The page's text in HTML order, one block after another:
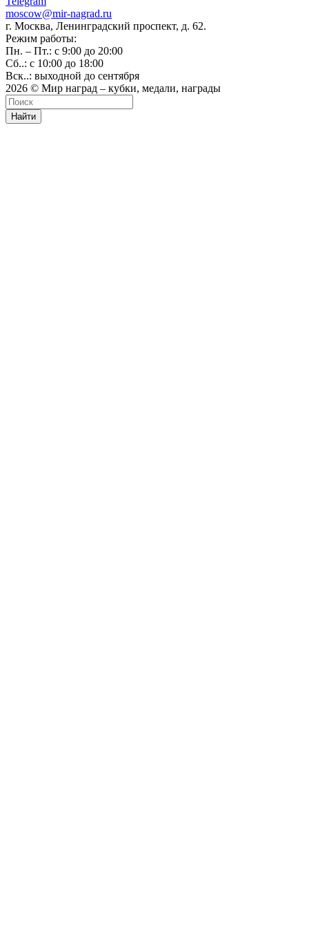
moscow@mir-nagrad.ru
г. Москва, Ленинградский проспект, д. 62.
Режим работы:
Пн. – Пт.: с 9:00 до 20:00
Сб..: с 10:00 до 18:00
Вск..: выходной до сентября
2026 © Мир наград – кубки, медали, награды
Найти